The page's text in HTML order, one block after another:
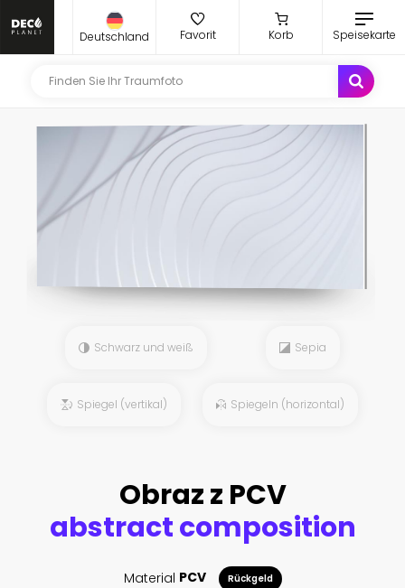
Deutschland Favorit Korb Speisekarte
Schwarz und weiß Sepia
Spiegel (vertikal) Spiegeln (horizontal)
Obraz z PCV
abstract composition
Material PCV Rückgeld